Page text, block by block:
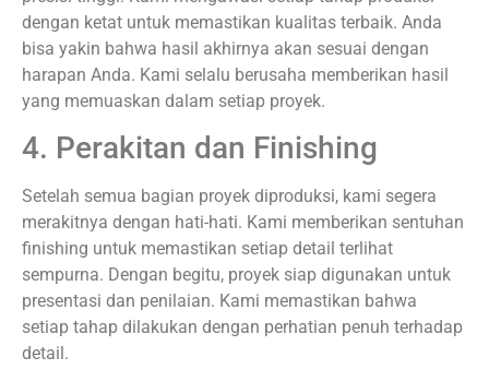
dengan ketat untuk memastikan kualitas terbaik. Anda
bisa yakin bahwa hasil akhirnya akan sesuai dengan
harapan Anda. Kami selalu berusaha memberikan hasil
yang memuaskan dalam setiap proyek.
4. Perakitan dan Finishing
Setelah semua bagian proyek diproduksi, kami segera
merakitnya dengan hati-hati. Kami memberikan sentuhan
finishing untuk memastikan setiap detail terlihat
sempurna. Dengan begitu, proyek siap digunakan untuk
presentasi dan penilaian. Kami memastikan bahwa
setiap tahap dilakukan dengan perhatian penuh terhadap
detail.